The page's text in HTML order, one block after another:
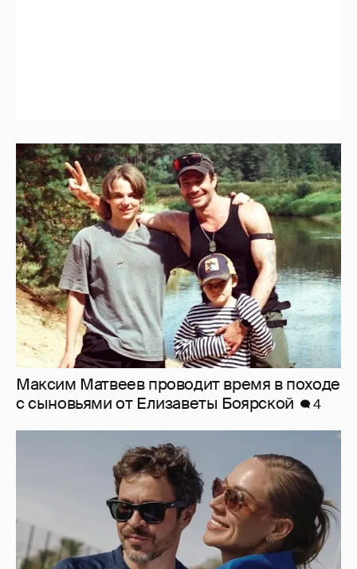
Максим Матвеев проводит время в походе
с сыновьями от Елизаветы Боярской
4
"У многих людей зависть". Павел
Деревянко заявил, что подозревает в
атаках на его бренд людей из близкого
окружения
8